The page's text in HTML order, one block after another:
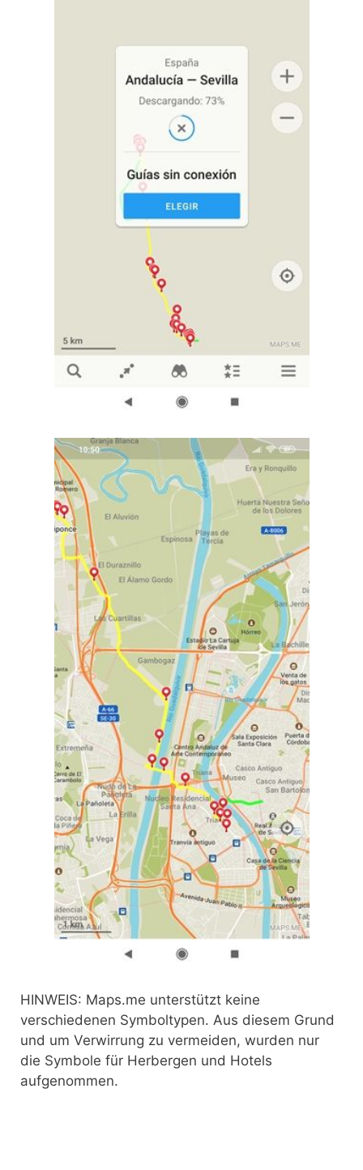
HINWEIS: Maps.me unterstützt keine
verschiedenen Symboltypen. Aus diesem Grund
und um Verwirrung zu vermeiden, wurden nur
die Symbole für Herbergen und Hotels
aufgenommen.